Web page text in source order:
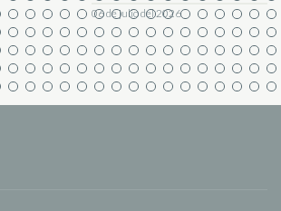
06 de julio del 2026